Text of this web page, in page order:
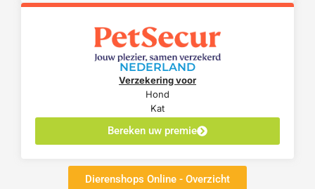
NEDERLAND
Verzekering voor
Hond
Kat
Bereken uw premie
Dierenshops Online - Overzicht